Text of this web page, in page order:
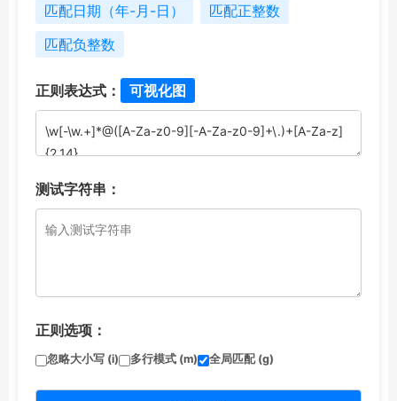
匹配日期（年-月-日）
匹配正整数
匹配负整数
正则表达式： 可视化图
测试字符串：
正则选项：
忽略大小写 (i) 多行模式 (m) 全局匹配 (g)